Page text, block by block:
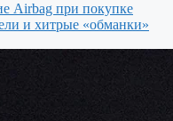
Airbag при покупке
и хитрые «обманки»